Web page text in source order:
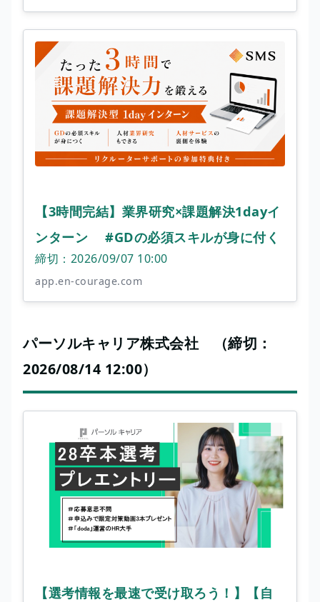
【3時間完結】業界研究×課題解決1dayイ
ンターン #GDの必須スキルが身に付く
締切：2026/09/07 10:00
app.en-courage.com
パーソルキャリア株式会社 （締切：
2026/08/14 12:00）
【選考情報を最速で受け取ろう！】【自